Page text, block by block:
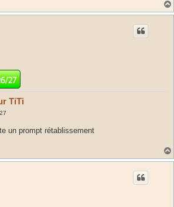
TiTi
un prompt rétablissement